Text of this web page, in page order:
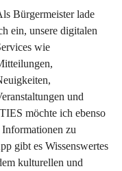
Bürgermeister lade
ein, unsere digitalen
wie
und
möchte ich ebenso
zu
gibt es Wissenswertes
kulturellen und